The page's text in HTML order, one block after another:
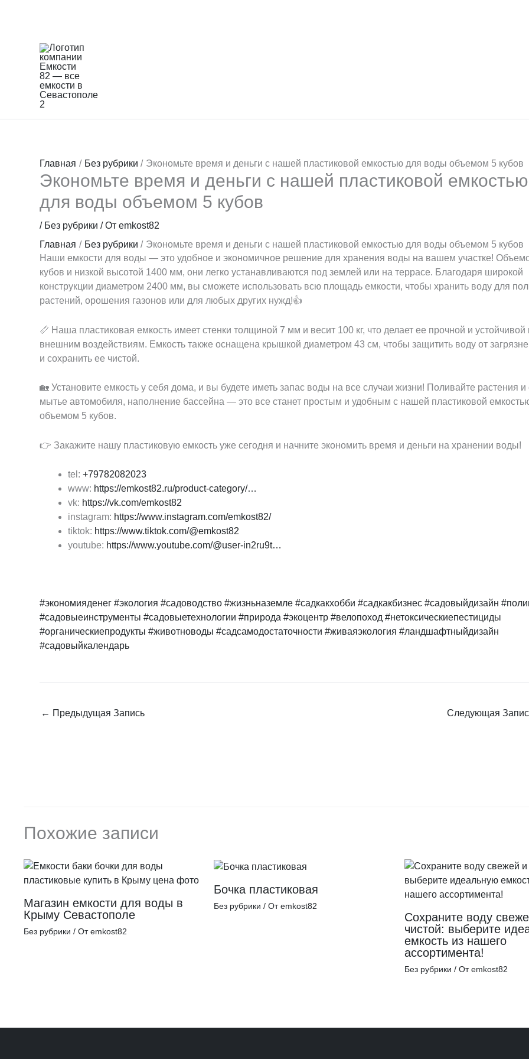
Главная Без рубрики Экономьте время и деньги с нашей пластиковой емкостью для воды объемом 5 кубов
Экономьте время и деньги с нашей пластиковой емкостью
для воды объемом 5 кубов
/ Без рубрики / От emkost82
Главная
Без рубрики
Экономьте время и деньги с нашей пластиковой емкостью для воды объемом 5 кубов
Наши емкости для воды — это удобное и экономичное решение для хранения воды на вашем участке!
кубов и низкой высотой 1400 мм, они легко устанавливаются под землей или на террасе. Благодаря широкой
конструкции диаметром 2400 мм, вы сможете использовать всю площадь емкости, чтобы хранить воду для
растений, орошения газонов или для любых других нужд!👍
📏 Наша пластиковая емкость имеет стенки толщиной 7 мм и весит 100 кг, что делает ее прочной и устойчивой
внешним воздействиям. Емкость также оснащена крышкой диаметром 43 см, чтобы защитить воду от
и сохранить ее чистой.
🏡 Установите емкость у себя дома, и вы будете иметь запас воды на все случаи жизни! Поливайте растения и
мытье автомобиля, наполнение бассейна — это все станет простым и удобным с нашей пластиковой
объемом 5 кубов.
👉 Закажите нашу пластиковую емкость уже сегодня и начните экономить время и деньги на хранении воды!
tel: +79782082023
www: https://emkost82.ru/product-category/…
vk: https://vk.com/emkost82
instagram: https://www.instagram.com/emkost82/
tiktok: https://www.tiktok.com/@emkost82
youtube: https://www.youtube.com/@user-in2ru9t…
#экономияденег #экология #садоводство #жизньназемле #садкакхобби #садкакбизнес #садовыйдизайн
#садовыеинструменты #садовыетехнологии #природа #экоцентр #велопоход #нетоксическиепестициды
#органическиепродукты #животноводы #садсамодостаточности #живаяэкология #ландшафтныйдизайн
#садовыйкалендарь
← Предыдущая Запись Следующая
Похожие записи
Магазин емкости для воды в
Крыму Севастополе
Без рубрики / Отemkost82
Бочка пластиковая
Без рубрики / Отemkost82
Сохраните воду
чистой: выберите
емкость из нашего
ассортимента!
Без рубрики / Отemkost82